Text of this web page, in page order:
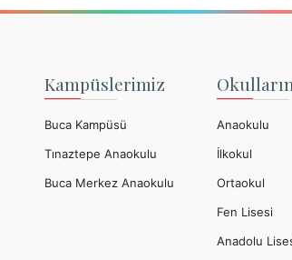
Kampüslerimiz
Buca Kampüsü
Tınaztepe Anaokulu
Buca Merkez Anaokulu
Anaokulu
İlkokul
Ortaokul
Fen Lisesi
Anadolu